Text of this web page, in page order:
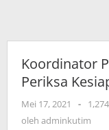
Koordinator
Periksa
Mei 17, 2021
oleh
-
oleh adminkutim